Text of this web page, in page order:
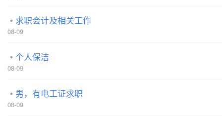
求职会计及相关工作
08-09
个人保洁
08-09
男，有电工证求职
08-09